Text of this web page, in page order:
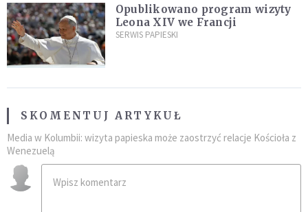
Opublikowano program wizyty
Leona XIV we Francji
SERWIS PAPIESKI
SKOMENTUJ ARTYKUŁ
Media w Kolumbii: wizyta papieska może zaostrzyć relacje Kościoła z
Wenezuelą